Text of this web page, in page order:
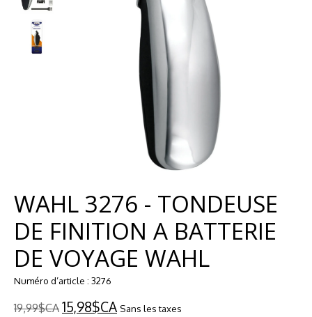
WAHL 3276 - TONDEUSE
DE FINITION A BATTERIE
DE VOYAGE WAHL
Numéro d’article : 3276
19,99$CA 15,98$CA Sans les taxes